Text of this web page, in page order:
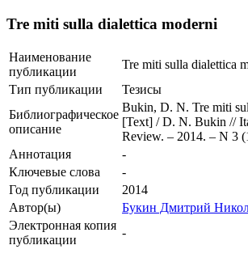
Tre miti sulla dialettica moderni
Наименование
публикации
Tre miti sulla dialettica
Тип публикации
Тезисы
Библиографическое
описание
Bukin, D. N. Tre miti
[Text] / D. N. Bukin //
Review. – 2014. – N 3
Аннотация
-
Ключевые cлова
-
Год публикации
2014
Автор(ы)
Букин Дмитрий
Электронная копия
публикации
-